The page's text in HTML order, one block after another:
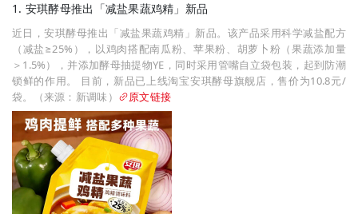
1. 安琪酵母推出「减盐果蔬鸡精」新品
近日，安琪酵母推出「减盐果蔬鸡精」新品。该产品采用科学减盐配方
（减盐≥25%），以鸡肉搭配南瓜粉、苹果粉、胡萝卜粉（果蔬添加量
＞1.5%），并添加酵母抽提物YE，同时采用管嘴自立袋包装，起到防潮
锁鲜的作用。 目前，新品已上线淘宝安琪酵母旗舰店，售价为10.8元/
袋。（来源：新调味）
原文链接